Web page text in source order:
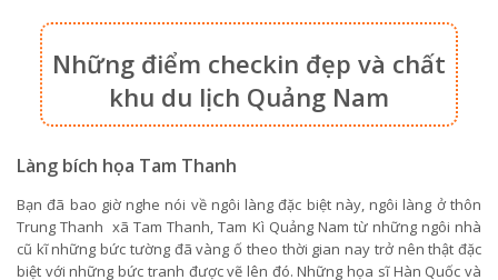
Những điểm checkin đẹp và chất
khu du lịch Quảng Nam
Làng bích họa Tam Thanh
Bạn đã bao giờ nghe nói về ngôi làng đặc biệt này, ngôi làng ở thôn
Trung Thanh xã Tam Thanh, Tam Kì Quảng Nam từ những ngôi nhà
cũ kĩ những bức tường đã vàng ố theo thời gian nay trở nên thật đặc
biệt với những bức tranh được vẽ lên đó. Những họa sĩ Hàn Quốc và